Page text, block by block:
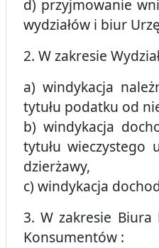
d) przyjmowanie
wydziałów i biur
2. W zakresie
a) windykacja
tytułu podatku od
b) windykacja
tytułu wieczystego
dzierżawy,
c) windykacja
3. W zakresie Biura
Konsumentów :